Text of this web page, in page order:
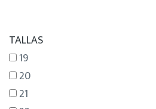
TALLAS
19
20
21